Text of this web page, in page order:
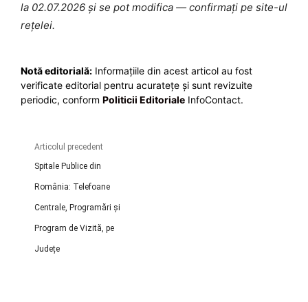
la 02.07.2026 și se pot modifica — confirmați pe site-ul
rețelei.
Notă editorială: Informațiile din acest articol au fost
verificate editorial pentru acuratețe și sunt revizuite
periodic, conform Politicii Editoriale InfoContact.
Articolul precedent
Spitale Publice din
România: Telefoane
Centrale, Programări și
Program de Vizită, pe
Județe